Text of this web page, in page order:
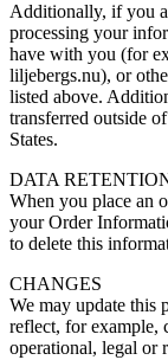
Additionally, if you
processing your
have with you (for
liljebergs.nu), or
listed above.
transferred outside
States.
DATA
When you place an
your Order
to delete this
CHANGES
We may update this
reflect, for example,
operational, legal or